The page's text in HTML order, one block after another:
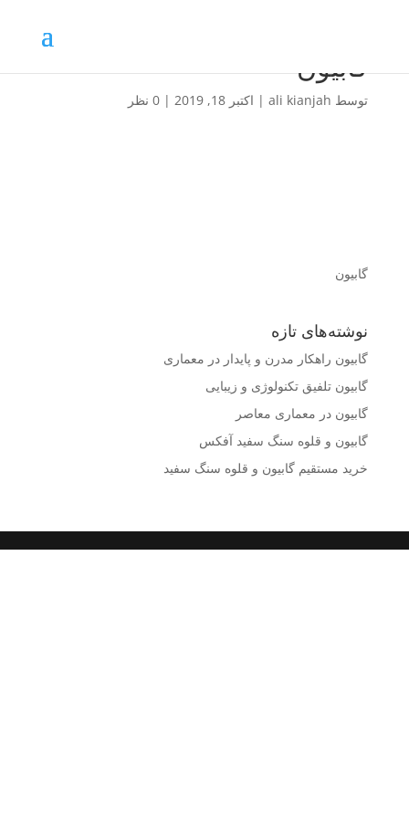
گابیون
توسط ali kianjah
| اکتبر 18, 2019 | 0 نظر
گابیون
نوشته‌های تازه
گابیون راهکار مدرن و پایدار در معماری
گابیون تلفیق تکنولوژی و زیبایی
گابیون در معماری معاصر
گابیون و قلوه سنگ سفید آفکس
خرید مستقیم گابیون و قلوه سنگ سفید